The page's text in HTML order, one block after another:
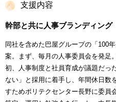
支援内容
幹部と共に人事ブランディング
同社を含めた巴屋グループの「100
案。まず、毎月の人事委員会を発足
初、人事制度と社員育成が議題だっ
ない」と採用に着手し、年間休日数
すためポリテクセンター長野に委員